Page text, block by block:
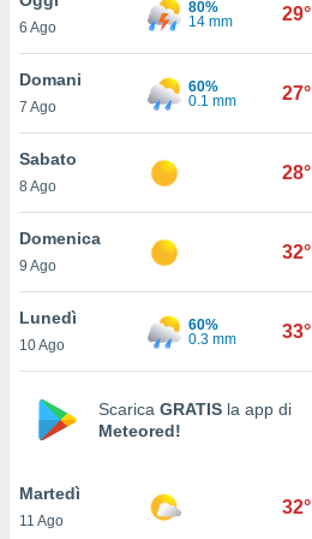
è
al sito
di
ci
di
il
un
la
nella
6 Ago
80%
14 mm
29°
Domani
7 Ago
60%
0.1 mm
27°
Sabato
8 Ago
28°
Domenica
9 Ago
32°
Lunedì
10 Ago
60%
0.3 mm
33°
Scarica GRATIS la app di
Meteored!
Martedì
11 Ago
32°